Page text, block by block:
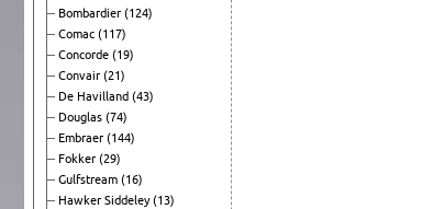
Bombardier (124)
Comac (117)
Concorde (19)
Convair (21)
De Havilland (43)
Douglas (74)
Embraer (144)
Fokker (29)
Gulfstream (16)
Hawker Siddeley(13)